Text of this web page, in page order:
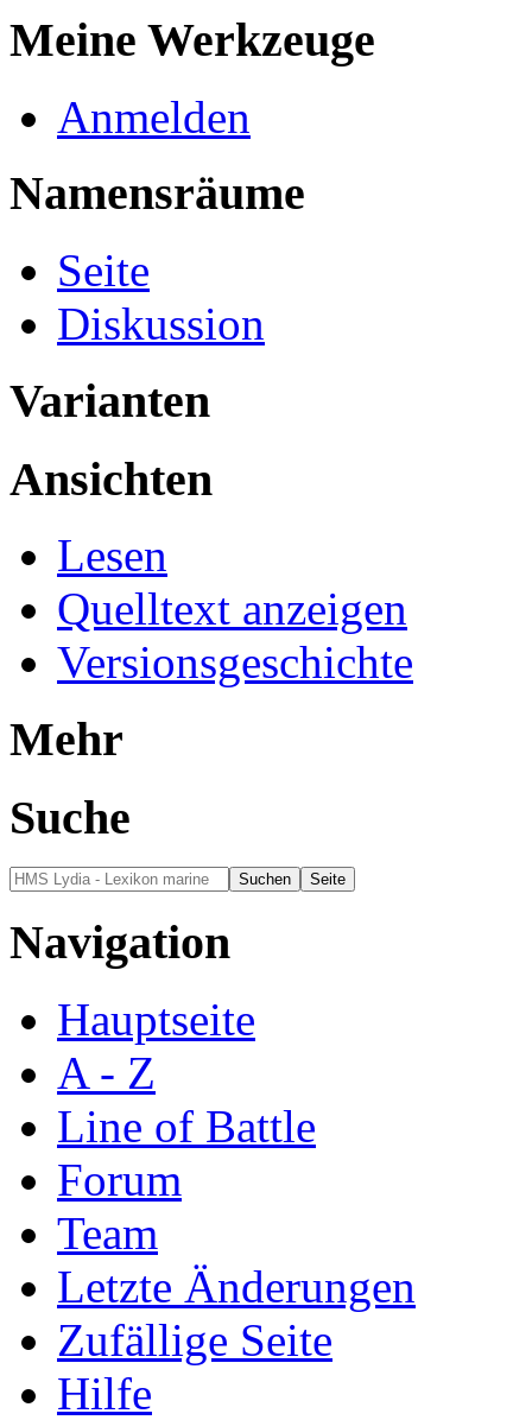
Meine Werkzeuge
Anmelden
Namensräume
Seite
Diskussion
Varianten
Ansichten
Lesen
Quelltext anzeigen
Versionsgeschichte
Mehr
Suche
Navigation
Hauptseite
A - Z
Line of Battle
Forum
Team
Letzte Änderungen
Zufällige Seite
Hilfe